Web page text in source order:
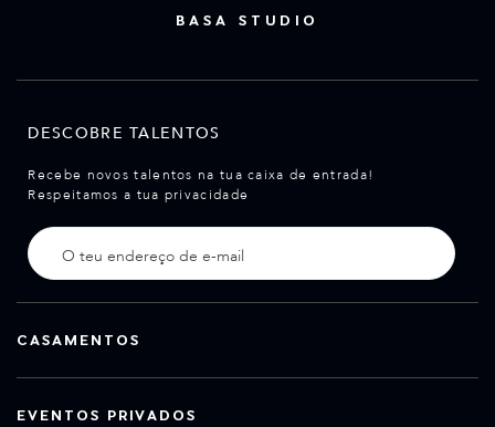
BASA STUDIO
DESCOBRE TALENTOS
Recebe novos talentos na tua caixa de entrada!
Respeitamos a tua privacidade
CASAMENTOS
EVENTOS PRIVADOS